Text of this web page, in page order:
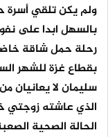
ولم يكن تلقي أسرة
بالسهل ابدا على
رحلة حمل شاقة
بقطاع غزة للشهر
سليمان لا يعانيان
الذي عاشته زوجتي
الحالة الصحية